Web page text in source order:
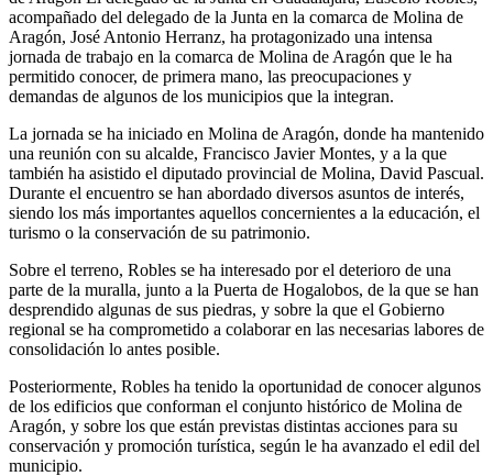
acompañado del delegado de la Junta en la comarca de Molina de
Aragón, José Antonio Herranz, ha protagonizado una intensa
jornada de trabajo en la comarca de Molina de Aragón que le ha
permitido conocer, de primera mano, las preocupaciones y
demandas de algunos de los municipios que la integran.
La jornada se ha iniciado en Molina de Aragón, donde ha mantenido
una reunión con su alcalde, Francisco Javier Montes, y a la que
también ha asistido el diputado provincial de Molina, David Pascual.
Durante el encuentro se han abordado diversos asuntos de interés,
siendo los más importantes aquellos concernientes a la educación, el
turismo o la conservación de su patrimonio.
Sobre el terreno, Robles se ha interesado por el deterioro de una
parte de la muralla, junto a la Puerta de Hogalobos, de la que se han
desprendido algunas de sus piedras, y sobre la que el Gobierno
regional se ha comprometido a colaborar en las necesarias labores de
consolidación lo antes posible.
Posteriormente, Robles ha tenido la oportunidad de conocer algunos
de los edificios que conforman el conjunto histórico de Molina de
Aragón, y sobre los que están previstas distintas acciones para su
conservación y promoción turística, según le ha avanzado el edil del
municipio.